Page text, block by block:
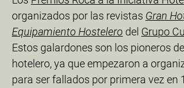
organizados por las revistas Gran
Equipamiento Hostelero del Grupo
Estos galardones son los pioneros
hotelero, ya que empezaron a
para ser fallados por primera vez en